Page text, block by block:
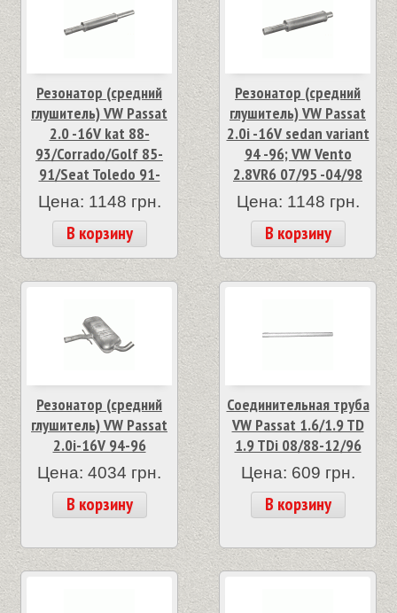
Резонатор (средний
глушитель) VW Passat
2.0 -16V kat 88-
93/Corrado/Golf 85-
91/Seat Toledo 91-
Цена: 1148 грн.
В корзину
Резонатор (средний
глушитель) VW Passat
2.0i -16V sedan variant
94 -96; VW Vento
2.8VR6 07/95 -04/98
Цена: 1148 грн.
В корзину
Резонатор (средний
глушитель) VW Passat
2.0i-16V 94-96
Цена: 4034 грн.
В корзину
Соединительная труба
VW Passat 1.6/1.9 TD
1.9 TDi 08/88-12/96
Цена: 609 грн.
В корзину